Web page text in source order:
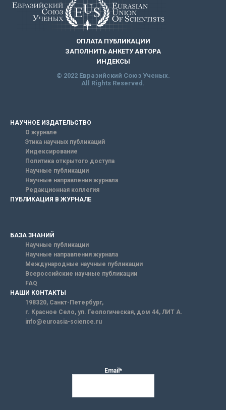
ОПЛАТА ПУБЛИКАЦИИ
ЗАПОЛНИТЬ АНКЕТУ АВТОРА
ИНДЕКСЫ
© 2022 Евразийский Союз Ученых.
All Rights Reserved.
НАУЧНОЕ ИЗДАТЕЛЬСТВО
О журнале
Этика научных публикаций
Индексирование
Политика открытого доступа
Научные публикации
Научные направления журнала
Редакционная коллегия
ПУБЛИКАЦИЯ В ЖУРНАЛЕ
БАЗА ЗНАНИЙ
Научные публикации
Научные направления журнала
Международные научные публикации
Всероссийские научные публикации
FAQ
НАШИ КОНТАКТЫ
198320, Санкт-Петербург,
г. Красное Село, ул. Геологическая, дом 44, ЛИТ А.
info@euroasia-science.ru
Email*